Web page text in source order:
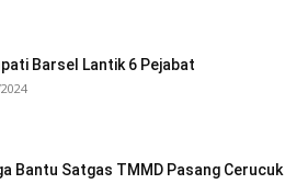
Barsel Lantik 6 Pejabat
Bantu Satgas TMMD Pasang Cerucuk